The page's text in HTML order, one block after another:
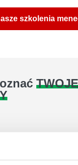
szkolenia
TWOJE